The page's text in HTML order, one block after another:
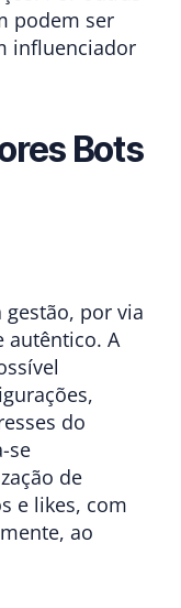
podem ser
influenciador
Bots
gestão, por via
autêntico. A
do
se
de
e likes, com
ao